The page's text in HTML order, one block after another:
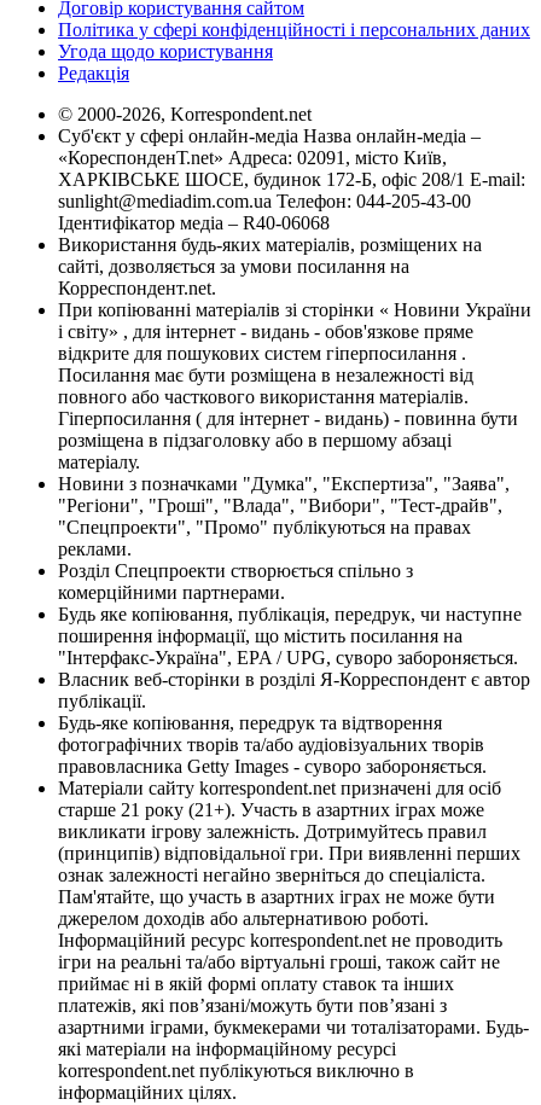
Договір користування сайтом
Політика у сфері конфіденційності і персональних даних
Угода щодо користування
Редакція
© 2000-2026, Korrespondent.net
Суб'єкт у сфері онлайн-медіа Назва онлайн-медіа –
«КореспонденТ.net» Адреса: 02091, місто Київ,
ХАРКІВСЬКЕ ШОСЕ, будинок 172-Б, офіс 208/1 E-mail:
sunlight@mediadim.com.ua Телефон: 044-205-43-00
Ідентифікатор медіа – R40-06068
Використання будь-яких матеріалів, розміщених на
сайті, дозволяється за умови посилання на
Корреспондент.net.
При копіюванні матеріалів зі сторінки « Новини України
і світу» , для інтернет - видань - обов'язкове пряме
відкрите для пошукових систем гіперпосилання .
Посилання має бути розміщена в незалежності від
повного або часткового використання матеріалів.
Гіперпосилання ( для інтернет - видань) - повинна бути
розміщена в підзаголовку або в першому абзаці
матеріалу.
Новини з позначками "Думка", "Експертиза", "Заява",
"Регіони", "Гроші", "Влада", "Вибори", "Тест-драйв",
"Спецпроекти", "Промо" публікуються на правах
реклами.
Розділ Спецпроекти створюється спільно з
комерційними партнерами.
Будь яке копіювання, публікація, передрук, чи наступне
поширення інформації, що містить посилання на
"Інтерфакс-Україна", EPA / UPG, суворо забороняється.
Власник веб-сторінки в розділі Я-Корреспондент є автор
публікації.
Будь-яке копіювання, передрук та відтворення
фотографічних творів та/або аудіовізуальних творів
правовласника Getty Images - суворо забороняється.
Матеріали сайту korrespondent.net призначені для осіб
старше 21 року (21+). Участь в азартних іграх може
викликати ігрову залежність. Дотримуйтесь правил
(принципів) відповідальної гри. При виявленні перших
ознак залежності негайно зверніться до спеціаліста.
Пам'ятайте, що участь в азартних іграх не може бути
джерелом доходів або альтернативою роботі.
Інформаційний ресурс korrespondent.net не проводить
ігри на реальні та/або віртуальні гроші, також сайт не
приймає ні в якій формі оплату ставок та інших
платежів, які пов’язані/можуть бути пов’язані з
азартними іграми, букмекерами чи тоталізаторами. Будь-
які матеріали на інформаційному ресурсі
korrespondent.net публікуються виключно в
інформаційних цілях.